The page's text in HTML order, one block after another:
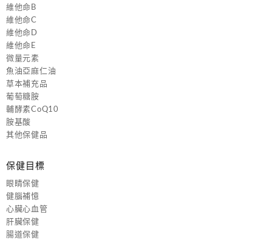
維他命B
維他命C
維他命D
維他命E
微量元素
魚油亞麻仁油
草本補充品
葡萄糖胺
輔酵素CoQ10
胺基酸
其他保健品
保健目標
眼睛保健
健腦補憶
心臟心血管
肝臟保健
腸道保健